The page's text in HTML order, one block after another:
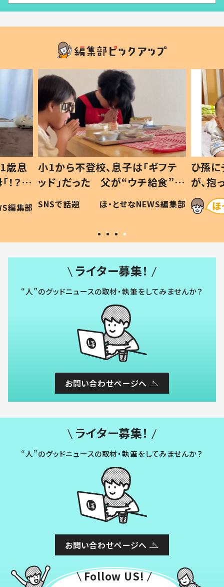
歳息
？」
編集部
小1から不登校、息子は「ギフテ
ッド」だった 父が“ウチ給食”を
作り続ける理由とは #令和の親
#令和の子
SNSで話題 ほ・とせなNEWS編集部
ひ孫
が、
「涙が
い」
ライター募集！
“人”のグッドニュースの取材・執筆をしてみませんか？
お問い合わせページへ
ライター募集！
“人”のグッドニュースの取材・執筆をしてみませんか？
お問い合わせページへ
Follow US!